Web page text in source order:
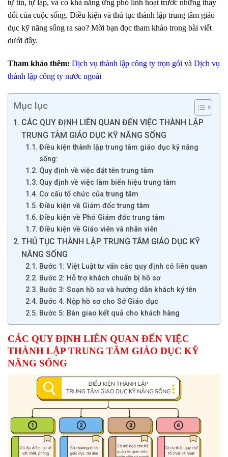
tự tin, tự lập, và có khả năng ứng phó linh hoạt trước những thay
đổi của cuộc sống. Điều kiện và thủ tục thành lập trung tâm giáo
dục kỹ năng sống ra sao? Mời bạn đọc tham khảo trong bài viết
dưới đây.
Tham khảo thêm: Dịch vụ thành lập công ty trọn gói và Dịch vụ
thành lập công ty nước ngoài
Mục lục
CÁC QUY ĐỊNH LIÊN QUAN ĐẾN VIỆC THÀNH LẬP
TRUNG TÂM GIÁO DỤC KỸ NĂNG SỐNG
Điều kiện thành lập trung tâm giáo dục kỹ năng
sống:
Quy định về việc đặt tên trung tâm
Quy định về việc làm biển hiệu trung tâm
Cơ cấu tổ chức của trung tâm
Điều kiện về Giám đốc trung tâm
Điều kiện về Phó Giám đốc trung tâm
Điều kiện về Giáo viên và nhân viên
THỦ TỤC THÀNH LẬP TRUNG TÂM GIÁO DỤC KỸ
NĂNG SỐNG
Bước 1: Việt Luật tư vấn các quy định có liên quan
Bước 2: Hỗ trợ khách chuẩn bị hồ sơ
Bước 3: Soạn hồ sơ và hướng dẫn khách ký tên
Bước 4: Nộp hồ sơ cho Sở Giáo dục
Bước 5: Bàn giao kết quả cho khách hàng
CÁC QUY ĐỊNH LIÊN QUAN ĐẾN VIỆC
THÀNH LẬP TRUNG TÂM GIÁO DỤC KỸ
NĂNG SỐNG